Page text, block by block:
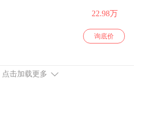
22.98万
询底价
点击加载更多